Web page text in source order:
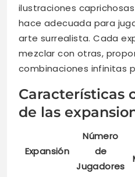
ilustraciones
hace adecuada para
arte surrealista. Cada
mezclar con otras,
combinaciones infinitas
Características
de las
Expansión
Número
de
Jugadores